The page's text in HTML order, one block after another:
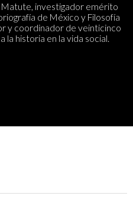
investigador emérito
de México y Filosofía
y coordinador de veinticinco
la historia en la vida social.